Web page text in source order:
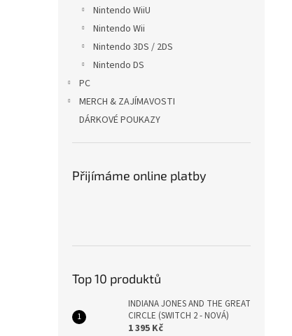
Nintendo WiiU
Nintendo Wii
Nintendo 3DS / 2DS
Nintendo DS
PC
MERCH & ZAJÍMAVOSTI
DÁRKOVÉ POUKAZY
Přijímáme online platby
Top 10 produktů
INDIANA JONES AND THE GREAT
CIRCLE (SWITCH 2 - NOVÁ)
1 395 Kč